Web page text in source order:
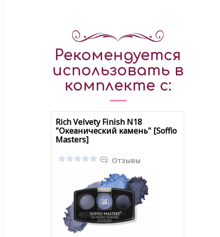
Рекомендуется
использовать в
комплекте с:
Rich Velvety Finish N18
"Океанический камень" [Soffio
Masters]
Отзывы